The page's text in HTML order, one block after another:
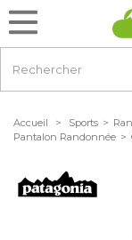
Accueil > Sports >
Pantalon Randonnée >